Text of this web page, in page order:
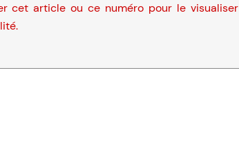
cet article ou ce numéro pour le visualiser